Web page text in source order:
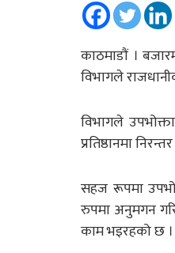
काठमाडाैं ।
विभागले
विभागले
प्रतिष्ठानमा
सहज रूपमा
रुपमा अनुमगन
काम भइरहको छ ।